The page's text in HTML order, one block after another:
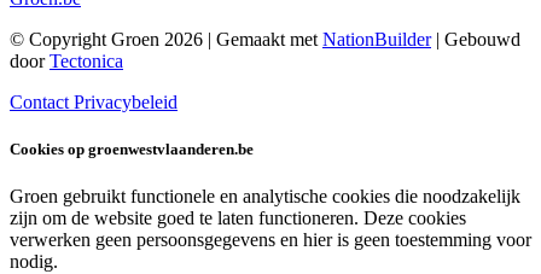
© Copyright Groen 2026 | Gemaakt met NationBuilder| Gebouwd
doorTectonica
Contact Privacybeleid
Cookies op groenwestvlaanderen.be
Groen gebruikt functionele en analytische cookies die noodzakelijk
zijn om de website goed te laten functioneren. Deze cookies
verwerken geen persoonsgegevens en hier is geen toestemming voor
nodig.